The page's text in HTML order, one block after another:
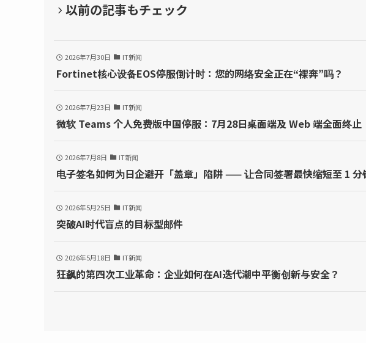
以前の記事もチェック
2026年7月30日 IT新闻
Fortinet核心设备EOS停服倒计时：您的网络安全正在“裸奔”吗？
2026年7月23日 IT新闻
微软 Teams 个人免费版中国停服：7月28日桌面端及 Web 端全面终止
2026年7月8日 IT新闻
电子签名如何为日企避开「盖章」陷阱 —— 让合同签署最快缩短至 1 分
2026年5月25日 IT新闻
突破AI时代盲点的目标型邮件
2026年5月18日 IT新闻
狂飙的第四次工业革命：企业如何在AI迭代潮中平衡创新与安全？